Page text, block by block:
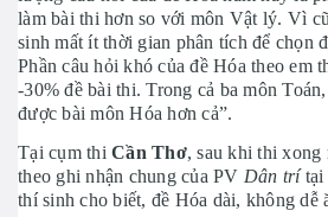
làm bài thi hơn so với môn Vật lý. Vì
sinh mất ít thời gian phân tích để chọn
Phần câu hỏi khó của đề Hóa theo em
-30% đề bài thi. Trong cả ba môn
được bài môn Hóa hơn cả”.
Tại cụm thi Cần Thơ, sau khi thi xong
theo ghi nhận chung của PV Dân trítại
thí sinh cho biết, đề Hóa dài, không dễ